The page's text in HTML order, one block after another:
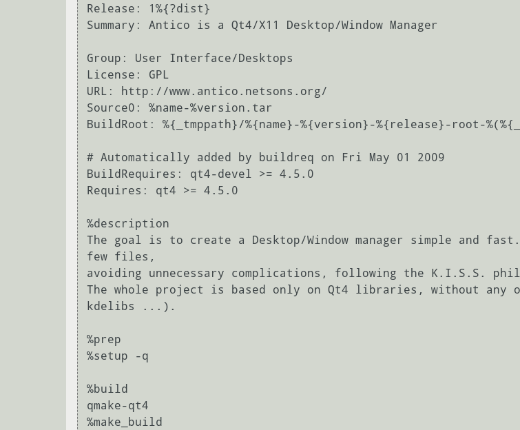
Release: 1%{?dist}
Summary: Antico is a Qt4/X11 Desktop/Window Manager
Group: User Interface/Desktops
License: GPL
URL: http://www.antico.netsons.org/
Source0: %name-%version.tar
BuildRoot: %{_tmppath}/%{name}-%{version}-%{release}-root-
# Automatically added by buildreq on Fri May 01 2009
BuildRequires: qt4-devel >= 4.5.0
Requires: qt4 >= 4.5.0
%description
The goal is to create a Desktop/Window manager simple and
few files,
avoiding unnecessary complications, following the K.I.S.S.
The whole project is based only on Qt4 libraries, without any
kdelibs ...).
%prep
%setup -q
%build
qmake-qt4
%make_build